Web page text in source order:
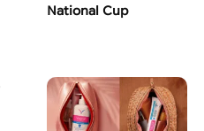
National Cup